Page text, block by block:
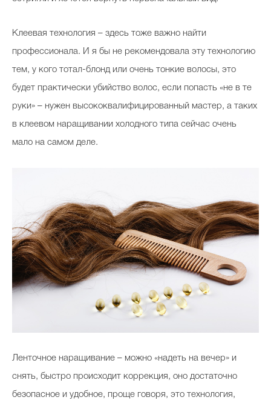
Клеевая технология – здесь тоже важно найти
профессионала. И я бы не рекомендовала эту технологию
тем, у кого тотал-блонд или очень тонкие волосы, это
будет практически убийство волос, если попасть «не в те
руки» – нужен высококвалифицированный мастер, а таких
в клеевом наращивании холодного типа сейчас очень
мало на самом деле.
Ленточное наращивание – можно «надеть на вечер» и
снять, быстро происходит коррекция, оно достаточно
безопасное и удобное, проще говоря, это технология,